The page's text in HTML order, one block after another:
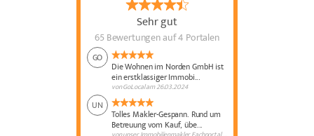
Sehr gut
65 Bewertungenauf 4 Portalen
GO
Die Wohnen im Norden GmbH ist
ein erstklassiger Immobi...
vonGoLocalam26.03.2024
UN
Tolles Makler-Gespann. Rund um
Betreuung vom Kauf, übe...